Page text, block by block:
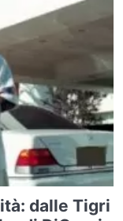
dalle Tigri